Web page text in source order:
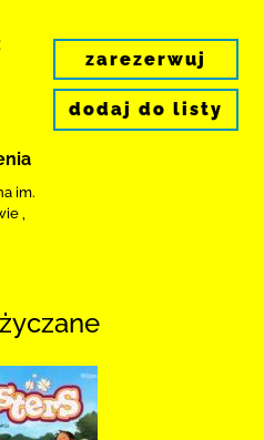
im.
zarezerwuj
dodaj do listy